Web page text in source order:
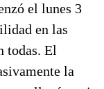
el lunes 3
en las
todas. El
la